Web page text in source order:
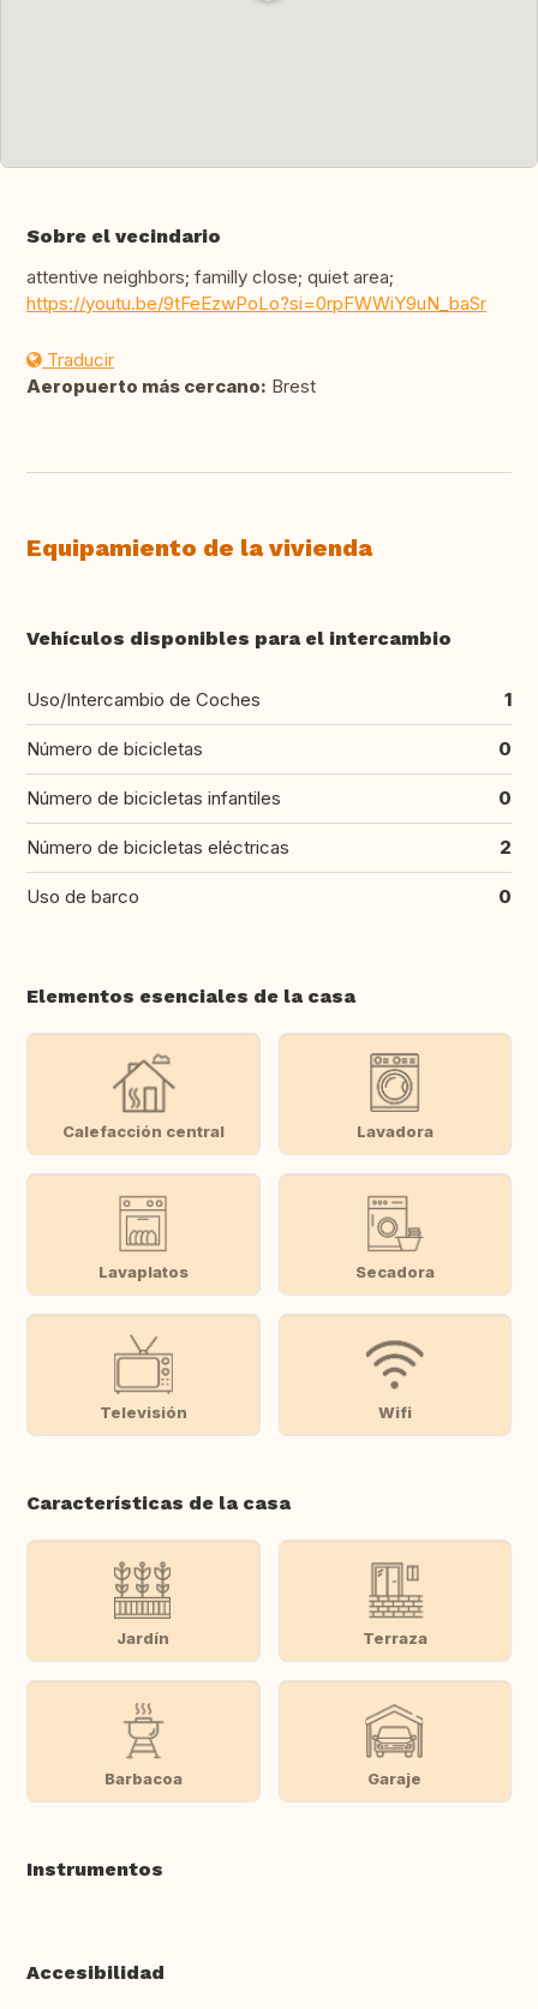
Sobre el vecindario
attentive neighbors; familly close; quiet area;
https://youtu.be/9tFeEzwPoLo?si=0rpFWWiY9uN_baSr
Traducir
Aeropuerto más cercano: Brest
Equipamiento de la vivienda
Vehículos disponibles para el intercambio
Uso/Intercambio de Coches 1
Número de bicicletas 0
Número de bicicletas infantiles 0
Número de bicicletas eléctricas 2
Uso de barco 0
Elementos esenciales de la casa
Calefacción central Lavadora
Lavaplatos Secadora
Televisión Wifi
Características de la casa
Jardín Terraza
Barbacoa Garaje
Instrumentos
Accesibilidad